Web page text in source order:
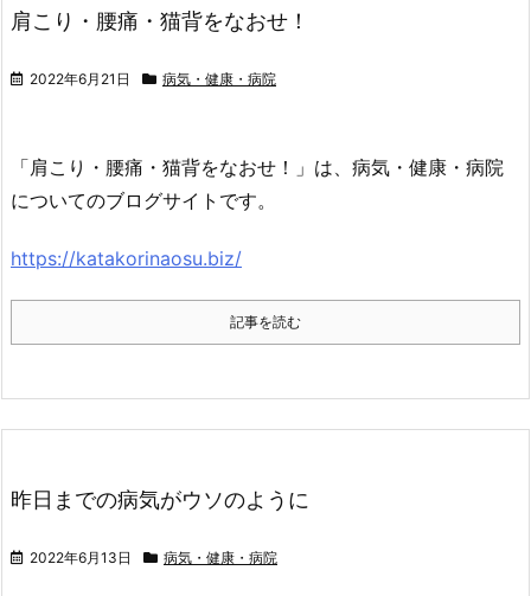
肩こり・腰痛・猫背をなおせ！
2022年6月21日 病気・健康・病院
「肩こり・腰痛・猫背をなおせ！」は、病気・健康・病院
についてのブログサイトです。
https://katakorinaosu.biz/
記事を読む
昨日までの病気がウソのように
2022年6月13日 病気・健康・病院